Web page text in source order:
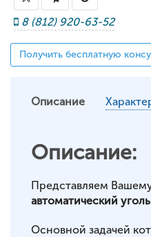
8 (812) 920-63-52
Получить бесплатную
Описание
Описание:
Представляем
автоматический
Основной задачей